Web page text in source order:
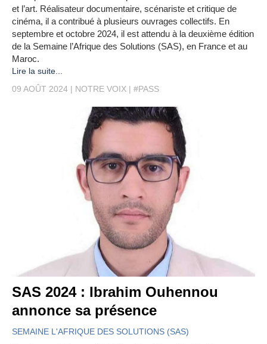
et l’art. Réalisateur documentaire, scénariste et critique de
cinéma, il a contribué à plusieurs ouvrages collectifs. En
septembre et octobre 2024, il est attendu à la deuxième édition
de la Semaine l’Afrique des Solutions (SAS), en France et au
Maroc.
Lire la suite...
09 AOÛT 2024
NOTRE VOIX #PASS
SAS 2024 : Ibrahim Ouhennou
annonce sa présence
SEMAINE L'AFRIQUE DES SOLUTIONS (SAS)